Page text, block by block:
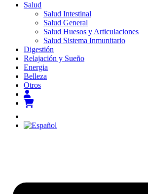
Salud
Salud Intestinal
Salud General
Salud Huesos y Articulaciones
Salud Sistema Inmunitario
Digestión
Relajación y Sueño
Energia
Belleza
Otros